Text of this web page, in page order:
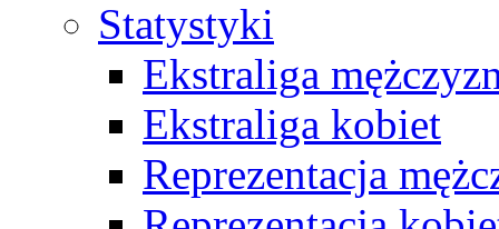
Statystyki
Ekstraliga
Ekstraliga kobiet
Reprezentacja